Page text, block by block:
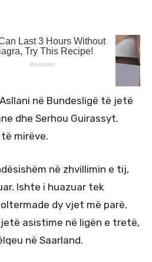
në Bundesligë të jetë
dhe Serhou Guirassyt.
mirëve.
në zhvillimin e tij,
Ishte i huazuar tek
dy vjet më parë,
asistime në ligën e tretë,
në Saarland.